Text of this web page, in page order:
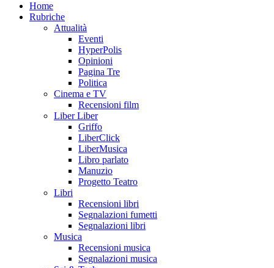
Home
Rubriche
Attualità
Eventi
HyperPolis
Opinioni
Pagina Tre
Politica
Cinema e TV
Recensioni film
Liber Liber
Griffo
LiberClick
LiberMusica
Libro parlato
Manuzio
Progetto Teatro
Libri
Recensioni libri
Segnalazioni fumetti
Segnalazioni libri
Musica
Recensioni musica
Segnalazioni musica